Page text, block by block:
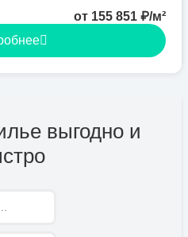
от 155 851 ₽/м²
выгодно и